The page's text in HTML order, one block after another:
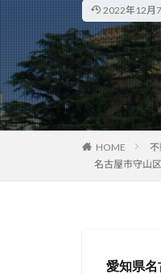
2022年12月
HOME
名古屋市守山
愛知県名